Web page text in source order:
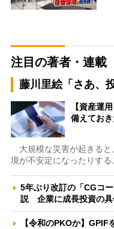
注目の著者・連載
藤川里絵「さあ、
【資産運
備えてお
大規模な災害が起きると
境が不安定になったりす
5年ぶり改訂の「CGコ
説 企業に成長投資の
【令和のPKOか】